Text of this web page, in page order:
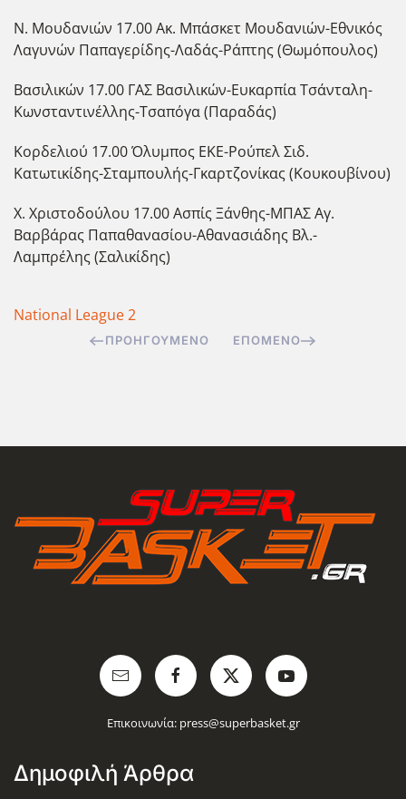
Ν. Μουδανιών 17.00 Ακ. Μπάσκετ Μουδανιών-Εθνικός
Λαγυνών Παπαγερίδης-Λαδάς-Ράπτης (Θωμόπουλος)
Βασιλικών 17.00 ΓΑΣ Βασιλικών-Ευκαρπία Τσάνταλη-
Κωνσταντινέλλης-Τσαπόγα (Παραδάς)
Κορδελιού 17.00 Όλυμπος ΕΚΕ-Ρούπελ Σιδ.
Κατωτικίδης-Σταμπουλής-Γκαρτζονίκας (Κουκουβίνου)
Χ. Χριστοδούλου 17.00 Ασπίς Ξάνθης-ΜΠΑΣ Αγ.
Βαρβάρας Παπαθανασίου-Αθανασιάδης Βλ.-
Λαμπρέλης (Σαλικίδης)
National League 2
ΠΡΟΗΓΟΎΜΕΝΟ ΕΠΌΜΕΝΟ
Επικοινωνία: press@superbasket.gr
Δημοφιλή Άρθρα